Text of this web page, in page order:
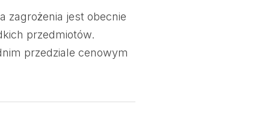
zagrożenia jest obecnie
przedmiotów.
przedziale cenowym